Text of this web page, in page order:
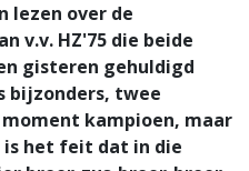
lezen over de
v.v. HZ'75 die beide
gisteren gehuldigd
bijzonders, twee
kampioen, maar
het feit dat in die